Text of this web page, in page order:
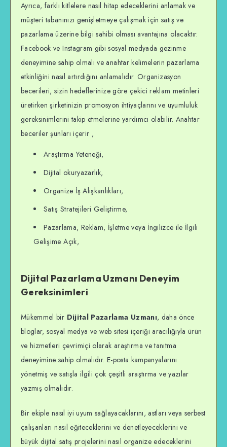
Ayrıca, farklı kitlelere nasıl hitap edeceklerini anlamak ve
müşteri tabanınızı genişletmeye çalışmak için satış ve
pazarlama üzerine bilgi sahibi olması avantajına olacaktır.
Facebook ve Instagram gibi sosyal medyada gezinme
deneyimine sahip olmalı ve anahtar kelimelerin pazarlama
etkinliğini nasıl artırdığını anlamalıdır. Organizasyon
becerileri, sizin hedeflerinize göre çekici reklam metinleri
üretirken şirketinizin promosyon ihtiyaçlarını ve uyumluluk
gereksinimlerini takip etmelerine yardımcı olabilir. Anahtar
beceriler şunları içerir ,
Araştırma Yeteneği,
Dijital okuryazarlık,
Organize İş Alışkanlıkları,
Satış Stratejileri Geliştirme,
Pazarlama, Reklam, İşletme veya İngilizce ile İlgili
Gelişime Açık,
Dijital Pazarlama Uzmanı Deneyim
Gereksinimleri
Mükemmel bir Dijital Pazarlama Uzmanı, daha önce
bloglar, sosyal medya ve web sitesi içeriği aracılığıyla ürün
ve hizmetleri çevrimiçi olarak araştırma ve tanıtma
deneyimine sahip olmalıdır. E-posta kampanyalarını
yönetmiş ve satışla ilgili çok çeşitli araştırma ve yazılar
yazmış olmalıdır.
Bir ekiple nasıl iyi uyum sağlayacaklarını, astları veya serbest
çalışanları nasıl eğiteceklerini ve denetleyeceklerini ve
büyük dijital satış projelerini nasıl organize edeceklerini